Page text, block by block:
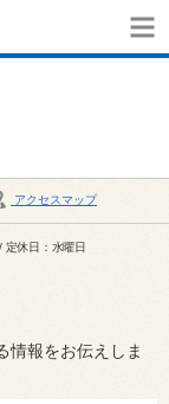
アクセスマップ
休日：水曜日
情報をお伝えしま